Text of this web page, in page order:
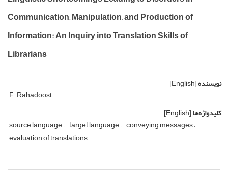
Communication, Manipulation, and Production of
Information: An Inquiry into Translation Skills of
Librarians
نویسنده[English]
F. Rahadoost
کلیدواژه‌ها[English]
source language target language conveying messages
evaluation of translations